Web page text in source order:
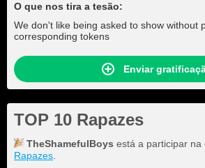
O que nos tira a tesão:
We don't like being asked to show without
corresponding tokens
Enviar
TOP 10 Rapazes
TheShamefulBoys está a participar na
Rapazes